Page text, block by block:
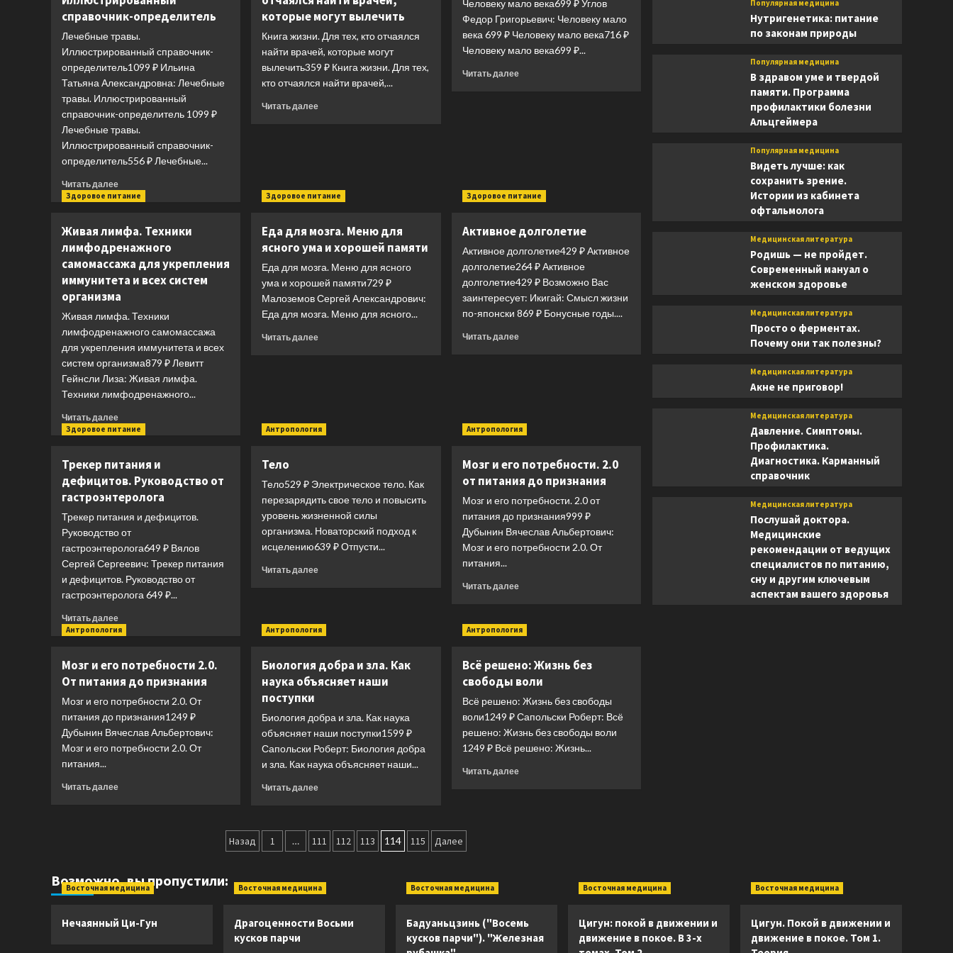
справочник-определитель
Лечебные травы.
Иллюстрированный справочник-
определитель1099 ₽ Ильина
Татьяна Александровна: Лечебные
травы. Иллюстрированный
справочник-определитель 1099 ₽
Лечебные травы.
Иллюстрированный справочник-
определитель556 ₽ Лечебные...
Читать далееПрочитать
больше
травы.
Иллюстрированный
справочник-
определитель
которые могут вылечить
Книга жизни. Для тех, кто отчаялся
найти врачей, которые могут
вылечить359 ₽ Книга жизни. Для тех,
кто отчаялся найти врачей,...
Читать далееПрочитать
кто
врачей,
которые
могут
вылечить
Человеку мало века699 ₽ Углов
Федор Григорьевич: Человеку мало
века 699 ₽ Человеку мало века716 ₽
Человеку мало века699 ₽...
Читать далееПрочитать
Здоровое питание
Живая лимфа. Техники
лимфодренажного
самомассажа для укрепления
иммунитета и всех систем
организма
Живая лимфа. Техники
лимфодренажного самомассажа
для укрепления иммунитета и всех
систем организма879 ₽ Левитт
Гейнсли Лиза: Живая лимфа.
Техники лимфодренажного...
Читать далееПрочитать
больше
лимфа.
Техники
лимфодренажного
для
укрепления
иммунитета
и
всех
Здоровое питание
Еда для мозга. Меню для
ясного ума и хорошей памяти
Еда для мозга. Меню для ясного
ума и хорошей памяти729 ₽
Малоземов Сергей Александрович:
Еда для мозга. Меню для ясного...
Читать далееПрочитать
для
хорошей
памяти
Здоровое питание
Активное долголетие
Активное долголетие429 ₽ Активное
долголетие264 ₽ Активное
долголетие429 ₽ Возможно Вас
заинтересует: Икигай: Смысл жизни
по-японски 869 ₽ Бонусные годы....
Читать далееПрочитать
Здоровое питание
Трекер питания и
дефицитов. Руководство от
гастроэнтеролога
Трекер питания и дефицитов.
Руководство от
гастроэнтеролога649 ₽ Вялов
Сергей Сергеевич: Трекер питания
и дефицитов. Руководство от
гастроэнтеролога 649 ₽...
Читать далееПрочитать
больше
питания
и
дефицитов.
Руководство
от
гастроэнтеролога
Антропология
Тело
Тело529 ₽ Электрическое тело. Как
перезарядить свое тело и повысить
уровень жизненной силы
организма. Новаторский подход к
исцелению639 ₽ Отпусти...
Читать далееПрочитать
Антропология
Мозг и его потребности. 2.0
от питания до признания
Мозг и его потребности. 2.0 от
питания до признания999 ₽
Дубынин Вячеслав Альбертович:
Мозг и его потребности 2.0. От
питания...
Читать далееПрочитать
Мозг
и
потребности.
2.0
питания
до
признания
Антропология
Мозг и его потребности 2.0.
От питания до признания
Мозг и его потребности 2.0. От
питания до признания1249 ₽
Дубынин Вячеслав Альбертович:
Мозг и его потребности 2.0. От
питания...
Читать далееПрочитать
2.0.
От
до
Антропология
Биология добра и зла. Как
наука объясняет наши
поступки
Биология добра и зла. Как наука
объясняет наши поступки1599 ₽
Сапольски Роберт: Биология добра
и зла. Как наука объясняет наши...
Читать далееПрочитать
добра
и
Как
наука
наши
Антропология
Всё решено: Жизнь без
свободы воли
Всё решено: Жизнь без свободы
воли1249 ₽ Сапольски Роберт: Всё
решено: Жизнь без свободы воли
1249 ₽ Всё решено: Жизнь...
Читать далееПрочитать
Пагинация
Назад 1 … 111 112 113 114 115 Далее
Популярная медицина
Нутригенетика: питание
по законам природы
Популярная медицина
В здравом уме и твердой
памяти. Программа
профилактики болезни
Альцгеймера
Популярная медицина
Видеть лучше: как
сохранить зрение.
Истории из кабинета
офтальмолога
Медицинская литература
Родишь — не пройдет.
Современный мануал о
женском здоровье
Медицинская литература
Просто о ферментах.
Почему они так полезны?
Медицинская литература
Акне не приговор!
Медицинская литература
Давление. Симптомы.
Профилактика.
Диагностика. Карманный
справочник
Медицинская литература
Послушай доктора.
Медицинские
рекомендации от ведущих
специалистов по питанию,
сну и другим ключевым
аспектам вашего здоровья
Возможно, вы пропустили:
Восточная медицина
Нечаянный Ци-Гун
Восточная медицина
Драгоценности Восьми
кусков парчи
Восточная медицина
Бадуаньцзинь ("Восемь
кусков парчи"). "Железная
Восточная медицина
Цигун: покой в движении и
движение в покое. В 3-х
Восточная медицина
Цигун. Покой в движении и
движение в покое. Том 1.